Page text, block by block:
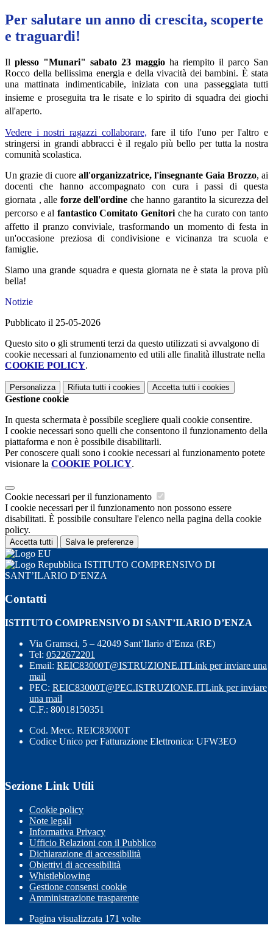
Per salutare un anno di crescita, scoperte
e traguardi!
Il plesso "Munari" sabato 23 maggio ha riempito il parco San
Rocco della bellissima energia e della vivacità dei bambini. È stata
una mattinata indimenticabile, iniziata con una passeggiata tutti
insiemee proseguita tra le risate e lo spirito di squadra dei giochi
all'aperto.
Vedere i nostri ragazzi collaborare, fare il tifo l'uno per l'altro e
stringersi in grandi abbracci è il regalo più bello per tutta la nostra
comunità scolastica.
Un grazie di cuore all'organizzatrice, l'insegnante Gaia Brozzo, ai
docenti che hanno accompagnato con cura i passi di questa
giornata , alle forze dell'ordine che hanno garantito la sicurezza del
percorso e al fantastico Comitato Genitori che ha curato con tanto
affetto il pranzo conviviale, trasformando un momento di festa in
un'occasione preziosa di condivisione e vicinanza tra scuola e
famiglie.
Siamo una grande squadra e questa giornata ne è stata la prova più
bella!
Notizie
Pubblicato il 25-05-2026
Questo sito o gli strumenti terzi da questo utilizzati si avvalgono di
cookie necessari al funzionamento ed utili alle finalità illustrate nella
COOKIE POLICY.
Personalizza Rifiuta tutti i cookies Accetta tutti i cookies
Gestione cookie
In questa schermata è possibile scegliere quali cookie consentire.
I cookie necessari sono quelli che consentono il funzionamento della
piattaforma e non è possibile disabilitarli.
Per conoscere quali sono i cookie necessari al funzionamento potete
visionare la COOKIE POLICY.
Cookie necessari per il funzionamento
I cookie necessari per il funzionamento non possono essere
disabilitati. È possibile consultare l'elenco nella pagina della cookie
policy.
Accetta tutti Salva le preferenze
ISTITUTO COMPRENSIVO DI
SANT’ILARIO D’ENZA
Contatti
ISTITUTO COMPRENSIVO DI SANT’ILARIO D’ENZA
Via Gramsci, 5 – 42049 Sant’Ilario d’Enza (RE)
Tel: 0522672201
Email: REIC83000T@ISTRUZIONE.ITLink per inviare una
mail
PEC: REIC83000T@PEC.ISTRUZIONE.ITLink per inviare
una mail
C.F.: 80018150351
Cod. Mecc. REIC83000T
Codice Unico per Fatturazione Elettronica: UFW3EO
Sezione Link Utili
Cookie policy
Note legali
Informativa Privacy
Ufficio Relazioni con il Pubblico
Dichiarazione di accessibilità
Obiettivi di accessibilità
Whistleblowing
Gestione consensi cookie
Amministrazione trasparente
Pagina visualizzata 171 volte